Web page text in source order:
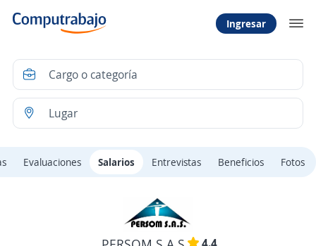
Ingresar
Evaluaciones Salarios Entrevistas Beneficios Fotos